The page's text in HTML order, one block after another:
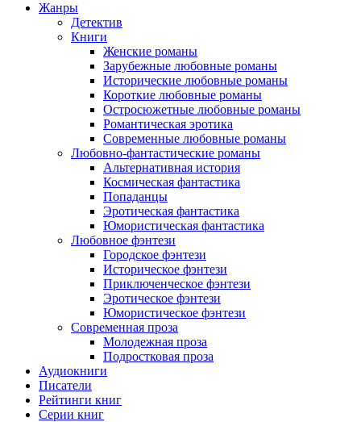
Жанры
Детектив
Книги
Женские романы
Зарубежные любовные романы
Исторические любовные романы
Короткие любовные романы
Остросюжетные любовные романы
Романтическая эротика
Современные любовные романы
Любовно-фантастические романы
Альтернативная история
Космическая фантастика
Попаданцы
Эротическая фантастика
Юмористическая фантастика
Любовное фэнтези
Городское фэнтези
Историческое фэнтези
Приключенческое фэнтези
Эротическое фэнтези
Юмористическое фэнтези
Современная проза
Молодежная проза
Подростковая проза
Аудиокниги
Писатели
Рейтинги книг
Серии книг